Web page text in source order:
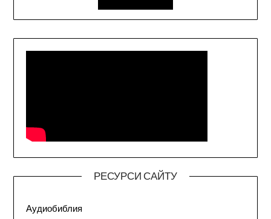
РЕСУРСИ САЙТУ
Аудиобиблия